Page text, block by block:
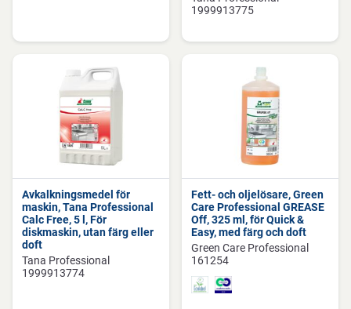
1999913775
Avkalkningsmedel för
maskin, Tana Professional
Calc Free, 5 l, För
diskmaskin, utan färg eller
doft
Tana Professional
1999913774
Fett- och oljelösare, Green
Care Professional GREASE
Off, 325 ml, för Quick &
Easy, med färg och doft
Green Care Professional
161254